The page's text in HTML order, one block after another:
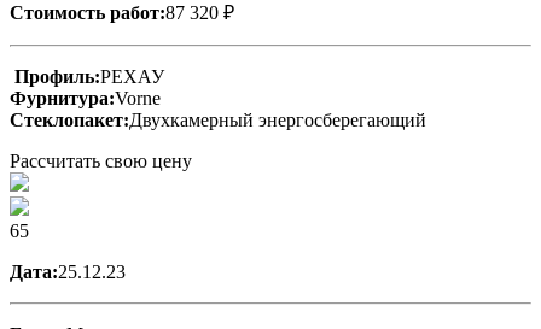
Стоимость работ:87 320 ₽
Профиль:РЕХАУ
Фурнитура:Vorne
Стеклопакет:Двухкамерный энергосберегающий
Рассчитать свою цену
65
Дата:25.12.23